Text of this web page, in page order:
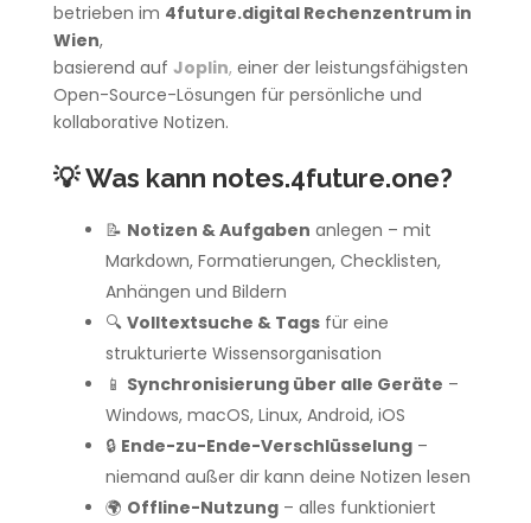
betrieben im 4future.digital Rechenzentrum in
Wien,
basierend auf Joplin, einer der leistungsfähigsten
Open-Source-Lösungen für persönliche und
kollaborative Notizen.
💡Was kann notes.4future.one?
📝 Notizen & Aufgaben anlegen – mit
Markdown, Formatierungen, Checklisten,
Anhängen und Bildern
🔍 Volltextsuche & Tagsfür eine
strukturierte Wissensorganisation
📱 Synchronisierung über alle Geräte –
Windows, macOS, Linux, Android, iOS
🔒 Ende-zu-Ende-Verschlüsselung–
niemand außer dir kann deine Notizen lesen
🌍 Offline-Nutzung– alles funktioniert